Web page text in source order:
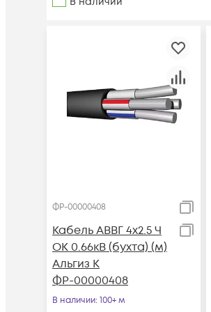
ФР-00000408
Кабель АВВГ 4х2.5 Ч
ОК 0.66кВ (бухта) (м)
Альгиз К
ФР-00000408
В наличии: 100+ м